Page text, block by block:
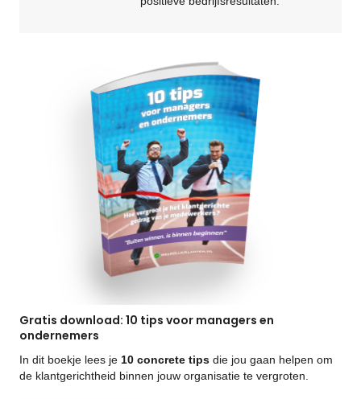
Gratis download: 10 tips voor managers en
ondernemers
In dit boekje lees je 10 concrete tips die jou gaan helpen om
de klantgerichtheid binnen jouw organisatie te vergroten.